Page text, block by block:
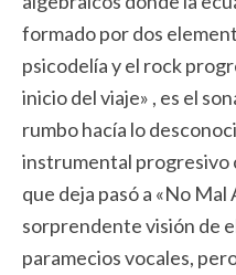
formado por dos
psicodelía y el rock
inicio del viaje» , es el
rumbo hacía lo
instrumental progresivo
que deja pasó a «No
sorprendente visión de
paramecios vocales,